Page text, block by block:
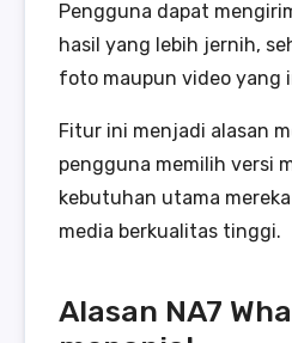
Pengguna dapat
hasil yang lebih jernih,
foto maupun video yang
Fitur ini menjadi alasan
pengguna memilih versi
kebutuhan utama
media berkualitas tinggi.
Alasan NA7